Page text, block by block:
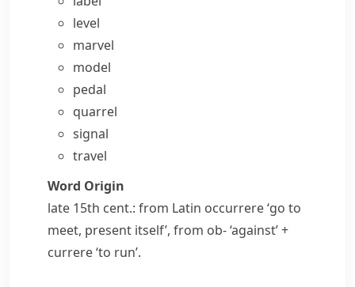
level
marvel
model
pedal
quarrel
signal
travel
Word Origin
late 15th cent.: from Latin occurrere‘go to
meet, present itself’, from ob-‘against’ +
currere‘to run’.